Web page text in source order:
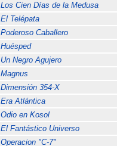
Los Cien Días de la Medusa
El Telépata
Poderoso Caballero
Huésped
Un Negro Agujero
Magnus
Dimensión 354-X
Era Atlántica
Odio en Kosol
El Fantástico Universo
Operacion "C-7"